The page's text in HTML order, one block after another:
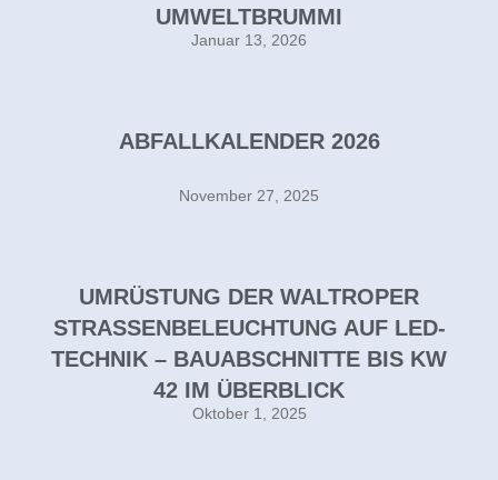
UMWELTBRUMMI
Januar 13, 2026
ABFALLKALENDER 2026
November 27, 2025
UMRÜSTUNG DER WALTROPER
STRASSENBELEUCHTUNG AUF LED-T
ECHNIK – BAUABSCHNITTE BIS KW 4
2 IM ÜBERBLICK
Oktober 1, 2025